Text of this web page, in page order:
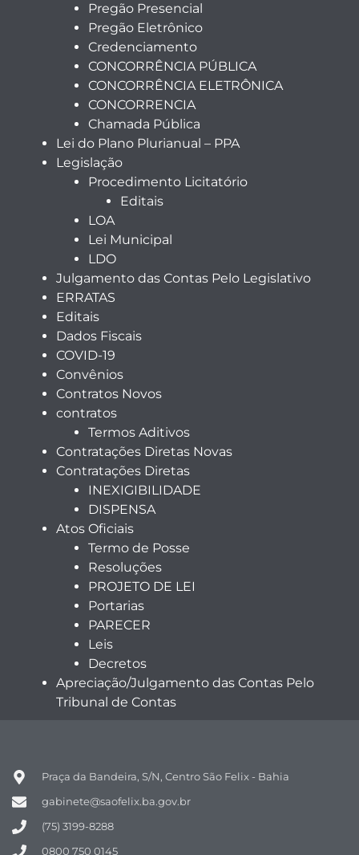
Pregão Presencial
Pregão Eletrônico
Credenciamento
CONCORRÊNCIA PÚBLICA
CONCORRÊNCIA ELETRÔNICA
CONCORRENCIA
Chamada Pública
Lei do Plano Plurianual – PPA
Legislação
Procedimento Licitatório
Editais
LOA
Lei Municipal
LDO
Julgamento das Contas Pelo Legislativo
ERRATAS
Editais
Dados Fiscais
COVID-19
Convênios
Contratos Novos
contratos
Termos Aditivos
Contratações Diretas Novas
Contratações Diretas
INEXIGIBILIDADE
DISPENSA
Atos Oficiais
Termo de Posse
Resoluções
PROJETO DE LEI
Portarias
PARECER
Leis
Decretos
Apreciação/Julgamento das Contas Pelo
Tribunal de Contas
Praça da Bandeira, S/N, Centro São Felix - Bahia
gabinete@saofelix.ba.gov.br
(75) 3199-8288
0800 750 0145